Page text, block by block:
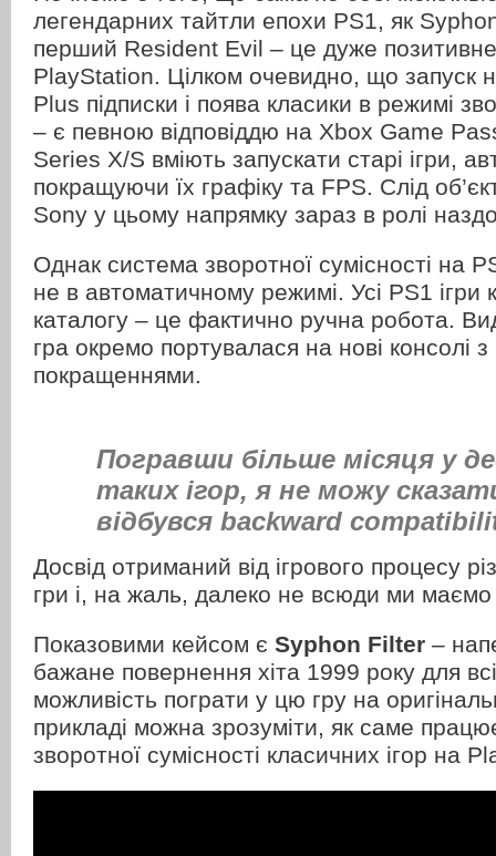
легендарних тайтли епохи PS1, як
перший Resident Evil – це дуже
PlayStation. Цілком очевидно, що запуск
Plus підписки і поява класики в режимі
– є певною відповіддю на Xbox Game
Series X/S вміють запускати старі ігри,
покращуючи їх графіку та FPS. Слід
Sony у цьому напрямку зараз в ролі
Однак система зворотної сумісності на
не в автоматичному режимі. Усі PS1 ігри
каталогу – це фактично ручна робота.
гра окремо портувалася на нові консолі
покращеннями.
Погравши більше місяця у
таких ігор, я не можу
відбувся backward
Досвід отриманий від ігрового процесу
гри і, на жаль, далеко не всюди ми маємо
Показовими кейсом є Syphon Filter –
бажане повернення хіта 1999 року для
можливість пограти у цю гру на
прикладі можна зрозуміти, як саме
зворотної сумісності класичних ігор на